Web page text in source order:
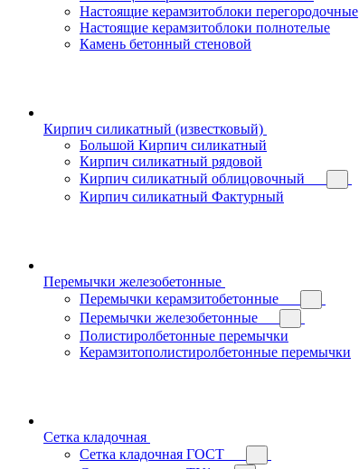
Настоящие керамзитоблоки перегородочные
Настоящие керамзитоблоки полнотелые
Камень бетонный стеновой
Кирпич силикатный (известковый)
Большой Кирпич силикатный
Кирпич силикатный рядовой
Кирпич силикатный облицовочный
Кирпич силикатный Фактурный
Перемычки железобетонные
Перемычки керамзитобетонные
Перемычки железобетонные
Полистиролбетонные перемычки
Керамзитополистиролбетонные перемычки
Сетка кладочная
Сетка кладочная ГОСТ